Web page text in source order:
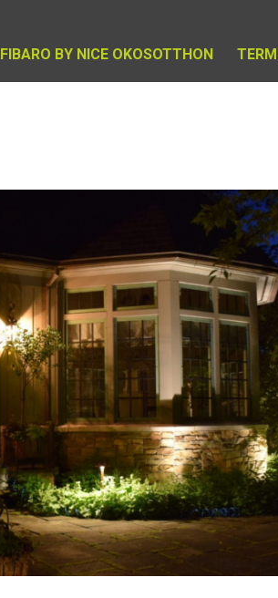
FIBARO BY NICE OKOSOTTHON